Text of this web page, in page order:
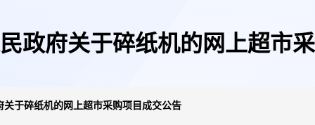
政府关于碎纸机的网上超市
关于碎纸机的网上超市采购项目成交公告